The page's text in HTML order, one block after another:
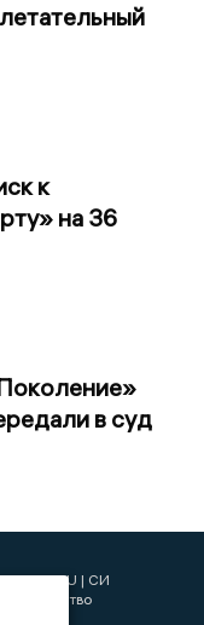
к
на 36
в суд
| СИ
агентство